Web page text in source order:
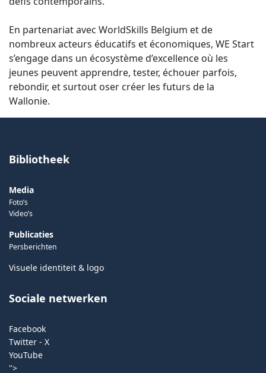
En partenariat avec WorldSkills Belgium et de
nombreux acteurs éducatifs et économiques, WE Start
s’engage dans un écosystème d’excellence où les
jeunes peuvent apprendre, tester, échouer parfois,
rebondir, et surtout oser créer les futurs de la
Wallonie.
Bibliotheek
Media
Foto’s
Video’s
Publicaties
Persberichten
Visuele identiteit & logo
Sociale netwerken
Facebook
Twitter - X
YouTube
">